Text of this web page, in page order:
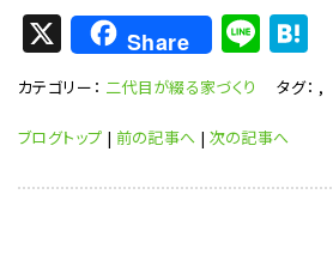
X Share Li
n
e
H
at
e
a
カテゴリー： 二代目が綴る家づくり タグ： ,
ブログトップ | 前の記事へ | 次の記事へ